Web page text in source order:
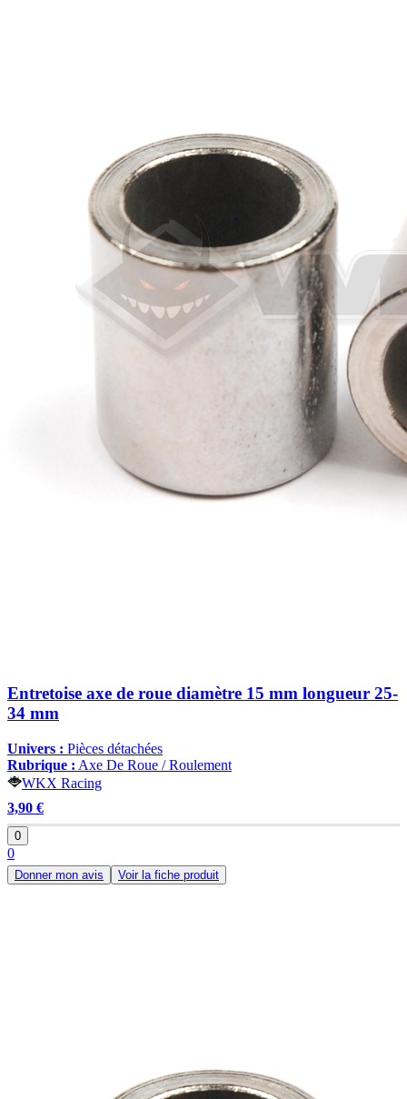
Entretoise axe de roue diamètre 15 mm longueur 25-
34 mm
Univers : Pièces détachées
Rubrique : Axe De Roue / Roulement
WKX Racing
3,90 €
0
0
Donner mon avis Voir la fiche produit